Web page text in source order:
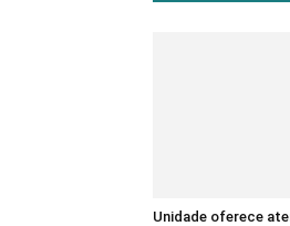
Unidade oferece